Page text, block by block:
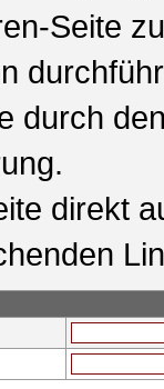
Seite
durch
direkt